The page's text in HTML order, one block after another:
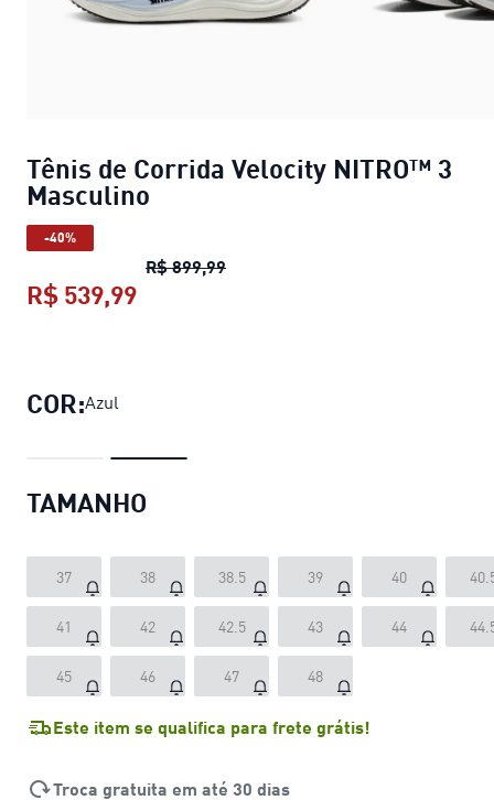
Tênis de Corrida Velocity NITRO™ 3
Masculino
-40%
R$ 899,99Tênis de Corrida Velocity
R$ 539,99
COR:Azul
TAMANHO
37 38 38.5 39 40
41 42 42.5 43 44
45 46 47 48
Este item se qualifica para frete grátis!
Troca gratuita em até 30 dias